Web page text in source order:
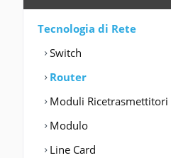
Tecnologia di Rete
Switch
Router
Moduli Ricetrasmettitori
Modulo
Line Card